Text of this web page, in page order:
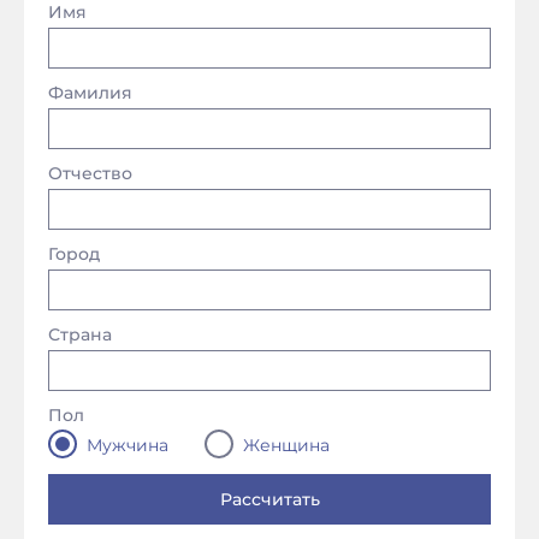
Имя
Фамилия
Отчество
Страна
Город
Пол
Мужчина
Женщина